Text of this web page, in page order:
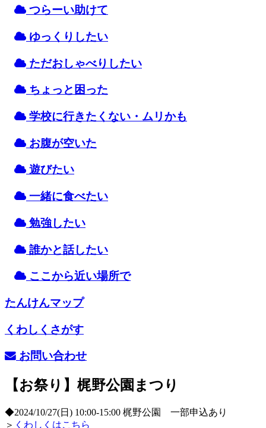
つらーい助けて
ゆっくりしたい
ただおしゃべりしたい
ちょっと 困 った
学校に行きたくない・ムリかも
お腹が空いた
遊びたい
一緒に食べたい
勉強したい
誰かと話したい
ここから近い場所で
たんけんマップ
くわしくさがす
お問い合わせ
【お祭り】梶野公園まつり
◆2024/10/27(日) 10:00-15:00 梶野公園 一部申込あり
＞ くわしくはこちら